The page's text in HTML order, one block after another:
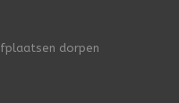
dorpen